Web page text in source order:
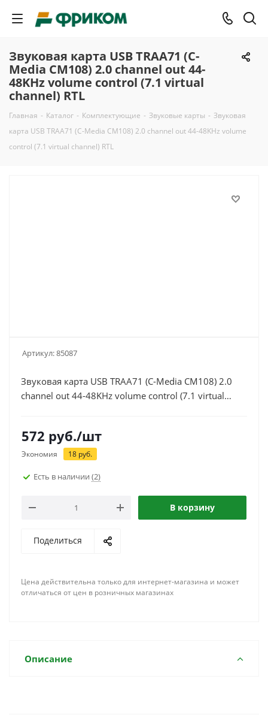
Звуковая карта USB TRAA71 (C-
Media CM108) 2.0 channel out 44-
48KHz volume control (7.1 virtual
channel) RTL
Главная - Каталог - Комплектующие - Звуковые карты - Звуковая
карта USB TRAA71 (C-Media CM108) 2.0 channel out 44-48KHz volume
control (7.1 virtual channel) RTL
Артикул:85087
Звуковая карта USB TRAA71 (C-Media CM108) 2.0
channel out 44-48KHz volume control (7.1 virtual
572 руб./шт
Экономия 18 руб.
Есть в наличии (2)
В корзину
Поделиться
Цена действительна только для интернет-магазина и может
отличаться от цен в розничных магазинах
Описание